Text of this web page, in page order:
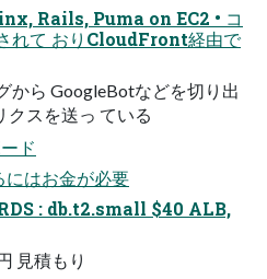
Rails, Puma on EC2 • コ
れて おりCloudFront経由で
から GoogleBotなどを切り出
クスを送っ ている
ド
はお⾦が必要
: db.t2.small $40 ALB,
⾒積もり